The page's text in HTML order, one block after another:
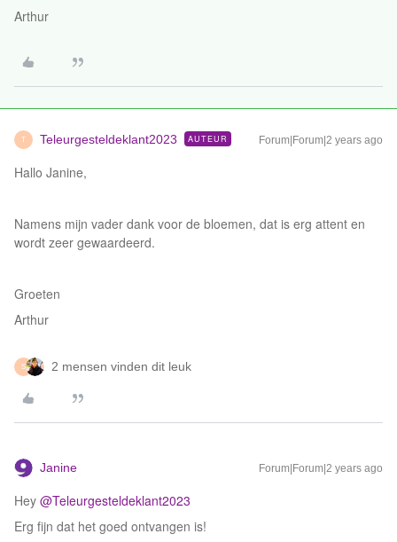
Arthur
T Teleurgesteldeklant2023 AUTEUR Forum|Forum|2 years ago
Hallo Janine,
Namens mijn vader dank voor de bloemen, dat is erg attent en
wordt zeer gewaardeerd.
Groeten
Arthur
S 2 mensen vinden dit leuk
Janine Forum|Forum|2 years ago
Hey @Teleurgesteldeklant2023
Erg fijn dat het goed ontvangen is!